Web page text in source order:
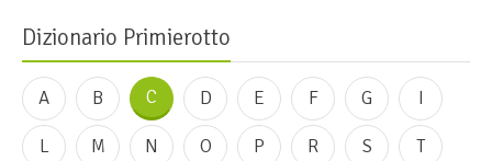
Dizionario Primierotto
A B C D E F G I
L M N O P R S T